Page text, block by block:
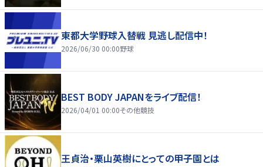
東都大学野球入替戦 見逃し配信中！
2026/06/30 00:00野球
BEST BODY JAPANをライブ配信！
2026/04/01 00:00その他競技
王貞治・栗山英樹にとっての甲子園とは